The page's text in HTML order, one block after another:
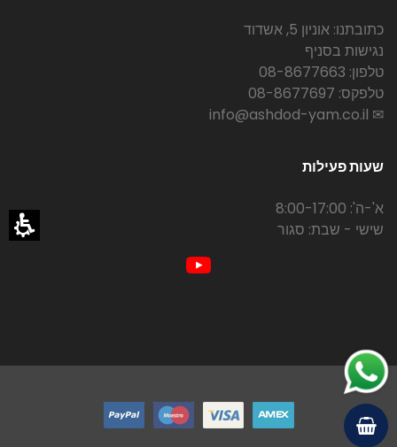
כתובתנו: אוניון 5, אשדוד
נגישות בסניף
טלפון: 08-8677663
טלפקס: 08-8677697
✉ info@ashdod-yam.co.il
שעות פעילות
א'-ה': 8:00-17:00
שישי - שבת: סגור